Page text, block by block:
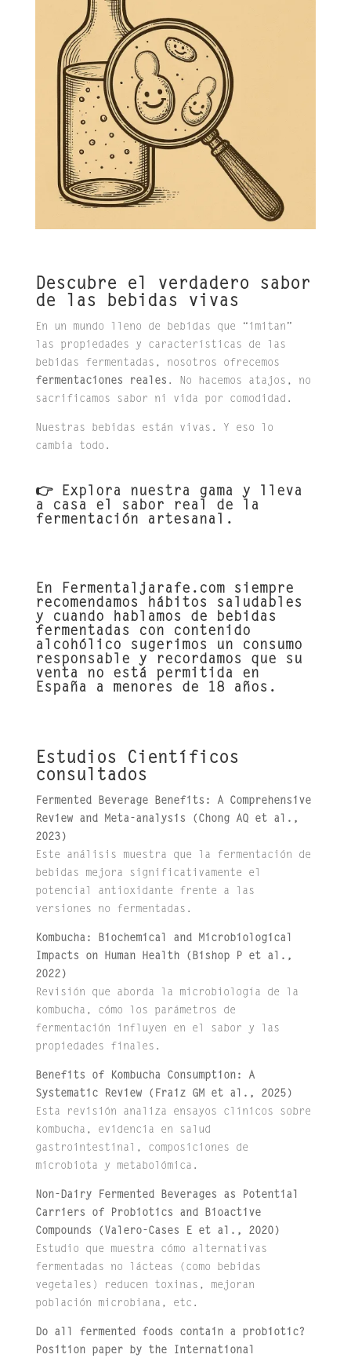
Descubre el verdadero sabor
de las bebidas vivas
En un mundo lleno de bebidas que “imitan”
las propiedades y características de las
bebidas fermentadas, nosotros ofrecemos
fermentaciones reales . No hacemos atajos, no
sacrificamos sabor ni vida por comodidad.
Nuestras bebidas están vivas. Y eso lo
cambia todo.
👉 Explora nuestra gama y lleva
a casa el sabor real de la
fermentación artesanal.
En Fermentaljarafe.com siempre
recomendamos hábitos saludables
y cuando hablamos de bebidas
fermentadas con contenido
alcohólico sugerimos un consumo
responsable y recordamos que su
venta no está permitida en
España a menores de 18 años.
Estudios Científicos
consultados
Fermented Beverage Benefits: A Comprehensive
Review and Meta‑analysis (Chong AQ et al.,
2023)
Este análisis muestra que la fermentación de
bebidas mejora significativamente el
potencial antioxidante frente a las
versiones no fermentadas.
Kombucha: Biochemical and Microbiological
Impacts on Human Health (Bishop P et al.,
2022)
Revisión que aborda la microbiología de la
kombucha, cómo los parámetros de
fermentación influyen en el sabor y las
propiedades finales.
Benefits of Kombucha Consumption: A
Systematic Review (Fraiz GM et al., 2025)
Esta revisión analiza ensayos clínicos sobre
kombucha, evidencia en salud
gastrointestinal, composiciones de
microbiota y metabolómica.
Non‑Dairy Fermented Beverages as Potential
Carriers of Probiotics and Bioactive
Compounds (Valero-Cases E et al., 2020)
Estudio que muestra cómo alternativas
fermentadas no lácteas (como bebidas
vegetales) reducen toxinas, mejoran
población microbiana, etc.
Do all fermented foods contain a probiotic?
Position paper by the International